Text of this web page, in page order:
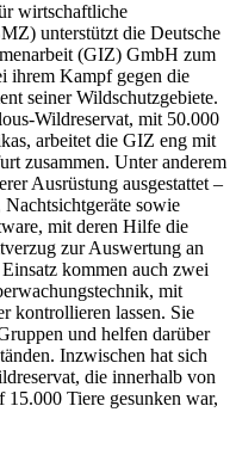
wirtschaftliche
unterstützt die Deutsche
(GIZ) GmbH zum
ihrem Kampf gegen die
seiner Wildschutzgebiete.
Wildreservat, mit 50.000
arbeitet die GIZ eng mit
zusammen. Unter anderem
Ausrüstung ausgestattet –
sowie
mit deren Hilfe die
zur Auswertung an
kommen auch zwei
mit
kontrollieren lassen. Sie
und helfen darüber
Inzwischen hat sich
die innerhalb von
15.000 Tiere gesunken war,